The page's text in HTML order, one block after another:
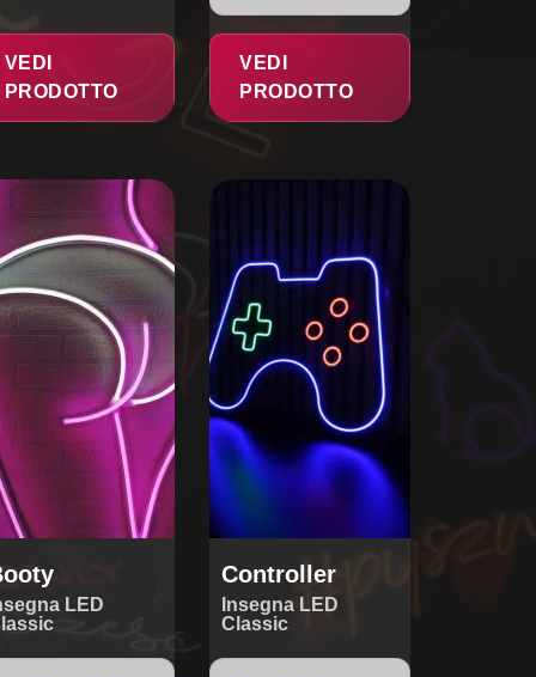
VEDI
PRODOTTO
VEDI
PRODOTTO
LED
Controller
Insegna LED
Classic